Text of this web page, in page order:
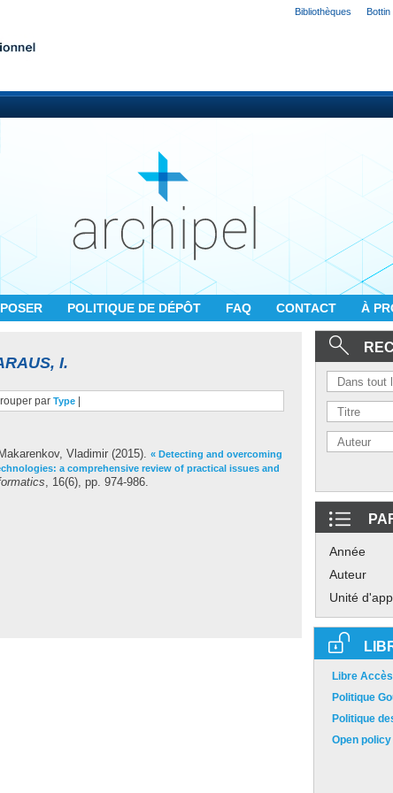
Bibliothèques Bottin
POLITIQUE DE DÉPÔT FAQ CONTACT À
I.
par Type
Makarenkov, Vladimir (2015). « Detecting and overcoming
a comprehensive review of practical issues and
, 16(6), pp. 974-986.
Année
Auteur
Unité
Libre
Politique
Politique
Open